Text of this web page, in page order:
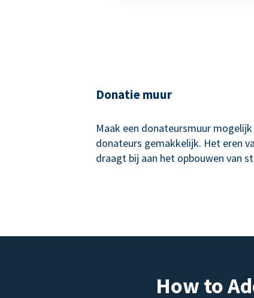
Donatie muur
Maak een donateursmuur
donateurs gemakkelijk. Het eren
draagt bij aan het opbouwen van
How to